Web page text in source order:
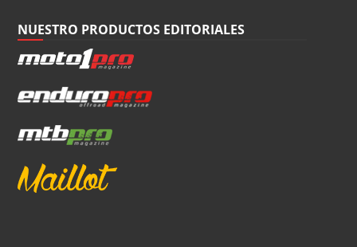
NUESTRO PRODUCTOS EDITORIALES